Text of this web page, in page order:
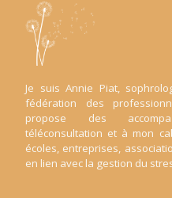
Je suis Annie Piat,
fédération des
propose des
téléconsultation et à mon
écoles, entreprises,
en lien avec la gestion du